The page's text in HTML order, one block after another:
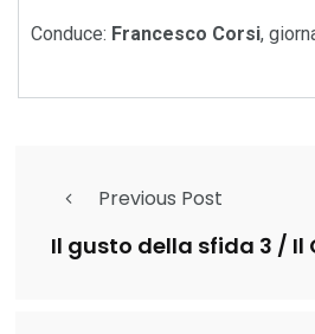
Conduce: Francesco Corsi,
Previous Post
Il gusto della sfida 3 /